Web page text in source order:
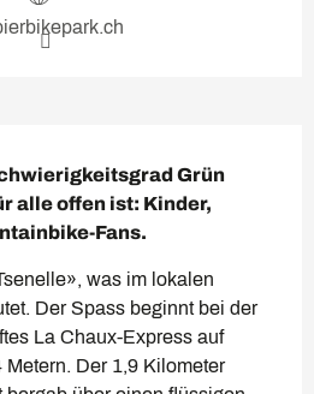
Grün
alle offen ist: Kinder,
Fans.
was im lokalen
Der Spass beginnt bei der
La Chaux-Express auf
Der 1,9 Kilometer